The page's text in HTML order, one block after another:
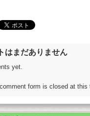
はまだありません
yet.
form is closed at this